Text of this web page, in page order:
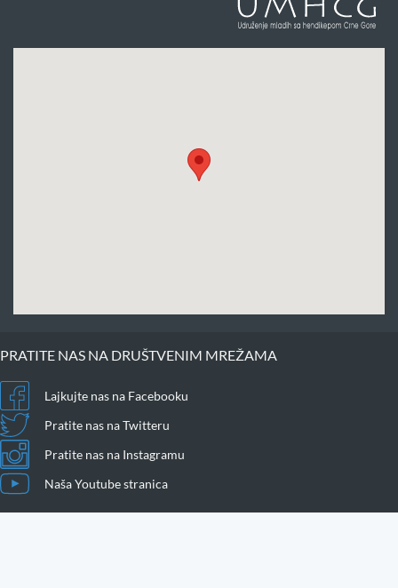
PRATITE NAS NA DRUŠTVENIM MREŽAMA
Lajkujte nas na Facebooku
Pratite nas na Twitteru
Pratite nas na Instagramu
Naša Youtube stranica